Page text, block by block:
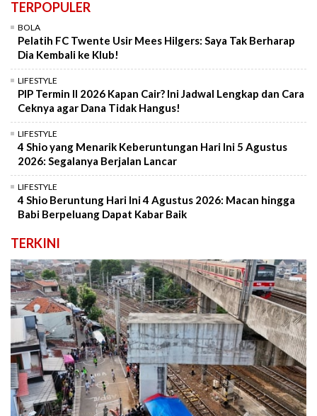
TERPOPULER
BOLA
Pelatih FC Twente Usir Mees Hilgers: Saya Tak Berharap
Dia Kembali ke Klub!
LIFESTYLE
PIP Termin II 2026 Kapan Cair? Ini Jadwal Lengkap dan Cara
Ceknya agar Dana Tidak Hangus!
LIFESTYLE
4 Shio yang Menarik Keberuntungan Hari Ini 5 Agustus
2026: Segalanya Berjalan Lancar
LIFESTYLE
4 Shio Beruntung Hari Ini 4 Agustus 2026: Macan hingga
Babi Berpeluang Dapat Kabar Baik
TERKINI